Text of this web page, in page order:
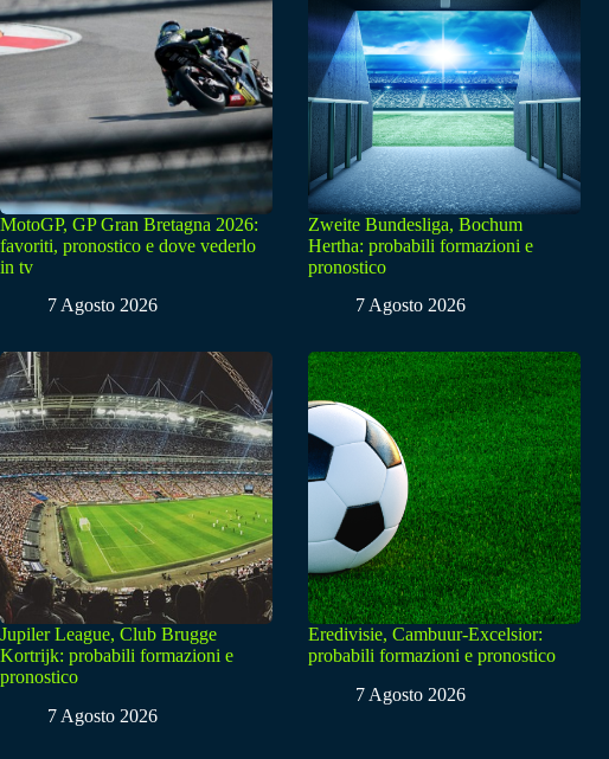
MotoGP, GP Gran Bretagna 2026:
favoriti, pronostico e dove vederlo
in tv
7 Agosto 2026
Zweite Bundesliga, Bochum
Hertha: probabili formazioni e
pronostico
7 Agosto 2026
Jupiler League, Club Brugge
Kortrijk: probabili formazioni e
pronostico
7 Agosto 2026
Eredivisie, Cambuur-Excelsior:
probabili formazioni e pronostico
7 Agosto 2026